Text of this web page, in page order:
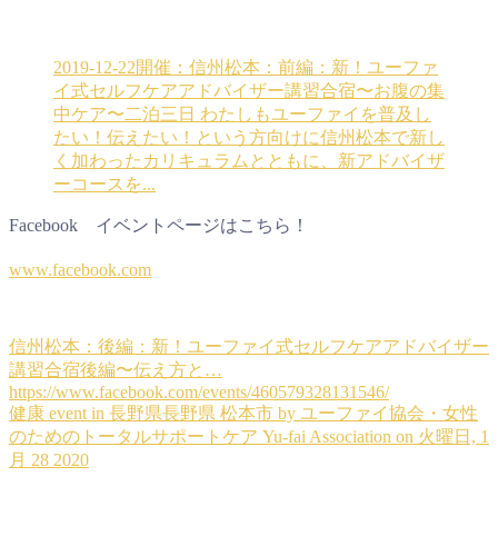
2019-12-22開催：信州松本：前編：新！ユーファ
イ式セルフケアアドバイザー講習合宿〜お腹の集
中ケア〜二泊三日 わたしもユーファイを普及し
たい！伝えたい！という方向けに信州松本で新し
く加わったカリキュラムとともに、新アドバイザ
ーコースを...
Facebook イベントページはこちら！
www.facebook.com
信州松本：後編：新！ユーファイ式セルフケアアドバイザー
講習合宿後編〜伝え方と…
https://www.facebook.com/events/460579328131546/
健康 event in 長野県長野県 松本市 by ユーファイ協会・女性
のためのトータルサポートケア Yu-fai Association on 火曜日, 1
月 28 2020